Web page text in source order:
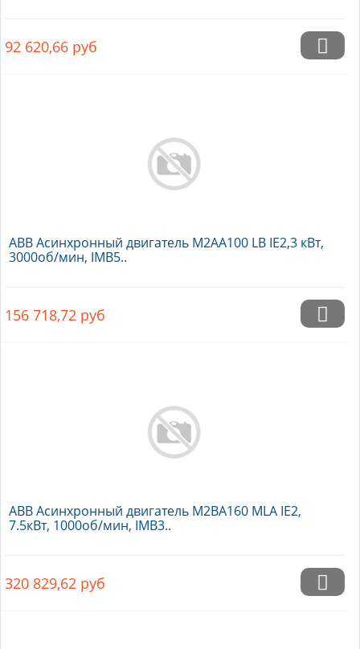
92 620,66 руб
ABB Асинхронный двигатель M2AA100 LB IE2,3 кВт,
3000об/мин, IMB5..
156 718,72 руб
ABB Асинхронный двигатель M2BA160 MLA IE2,
7.5кВт, 1000об/мин, IMB3..
320 829,62 руб